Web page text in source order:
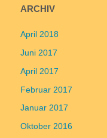
ARCHIV
April 2018
Juni 2017
April 2017
Februar 2017
Januar 2017
Oktober 2016